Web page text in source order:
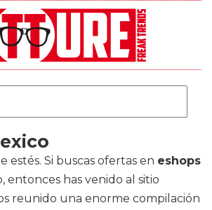
estés. Si buscas ofertas en eshops
entonces has venido al sitio
reunido una enorme compilación